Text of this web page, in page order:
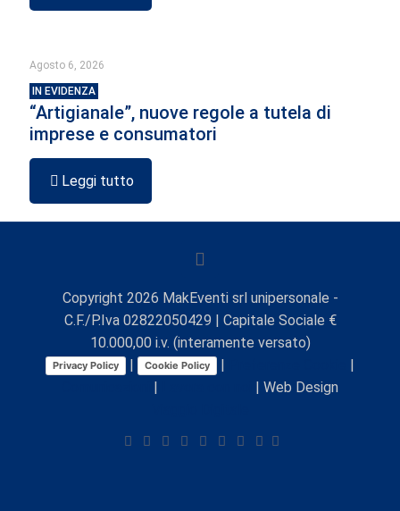
Agosto 6, 2026
IN EVIDENZA
“Artigianale”, nuove regole a tutela di
imprese e consumatori
Leggi tutto
Copyright 2026 MakEventi srl unipersonale -
C.F./P.Iva 02822050429 | Capitale Sociale €
10.000,00 i.v. (interamente versato)
Privacy Policy | Cookie Policy |
|
|
| Web Design